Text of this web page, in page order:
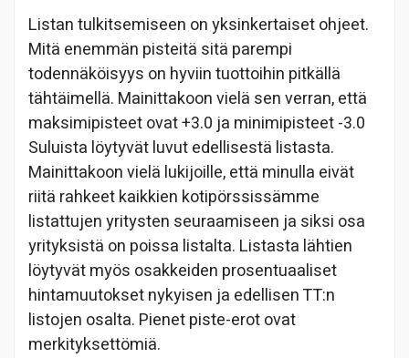
Listan tulkitsemiseen on yksinkertaiset ohjeet.
Mitä enemmän pisteitä sitä parempi
todennäköisyys on hyviin tuottoihin pitkällä
tähtäimellä. Mainittakoon vielä sen verran, että
maksimipisteet ovat +3.0 ja minimipisteet -3.0
Suluista löytyvät luvut edellisestä listasta.
Mainittakoon vielä lukijoille, että minulla eivät
riitä rahkeet kaikkien kotipörssissämme
listattujen yritysten seuraamiseen ja siksi osa
yrityksistä on poissa listalta. Listasta lähtien
löytyvät myös osakkeiden prosentuaaliset
hintamuutokset nykyisen ja edellisen TT:n
listojen osalta. Pienet piste-erot ovat
merkityksettömiä.